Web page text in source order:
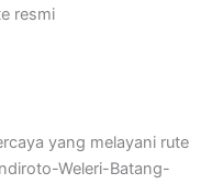
resmi
yang melayani rute
Weleri-Batang-